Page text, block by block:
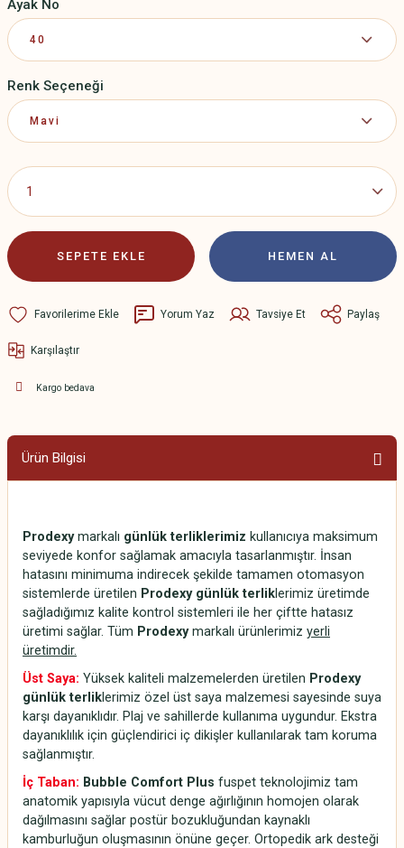
Ayak No
Renk Seçeneği
SEPETE EKLE HEMEN AL
Yorum Yaz Tavsiye Et Paylaş
Karşılaştır
Kargo bedava
Ürün Bilgisi
Prodexymarkalı günlük terliklerimiz kullanıcıya maksimum
seviyede konfor sağlamak amacıyla tasarlanmıştır. İnsan
hatasını minimuma indirecek şekilde tamamen otomasyon
sistemlerde üretilen Prodexy günlük terliklerimiz üretimde
sağladığımız kalite kontrol sistemleri ile her çiftte hatasız
üretimi sağlar. Tüm Prodexymarkalı ürünlerimiz yerli
üretimdir.
Üst Saya: Yüksek kaliteli malzemelerden üretilen Prodexy
günlük terliklerimiz özel üst saya malzemesi sayesinde suya
karşı dayanıklıdır. Plaj ve sahillerde kullanıma uygundur. Ekstra
dayanıklılık için güçlendirici iç dikişler kullanılarak tam koruma
sağlanmıştır.
İç Taban: Bubble Comfort Plus fuspet teknolojimiz tam
anatomik yapısıyla vücut denge ağırlığının homojen olarak
dağılmasını sağlar postür bozukluğundan kaynaklı
kamburluğun oluşmasının önüne geçer. Ortopedik ark desteği